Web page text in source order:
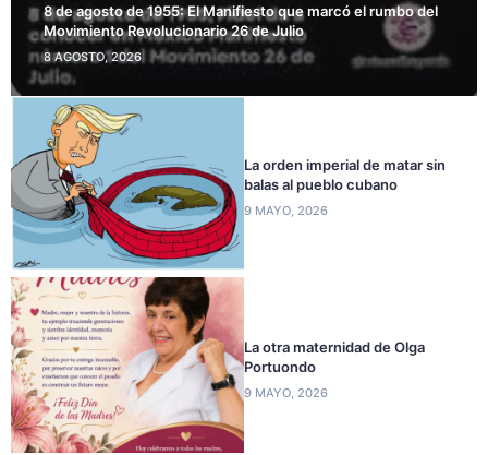
8 de agosto de 1955: El Manifiesto que marcó el rumbo del
Movimiento Revolucionario 26 de Julio
8 AGOSTO, 2026
La orden imperial de matar sin
balas al pueblo cubano
9 MAYO, 2026
La otra maternidad de Olga
Portuondo
9 MAYO, 2026